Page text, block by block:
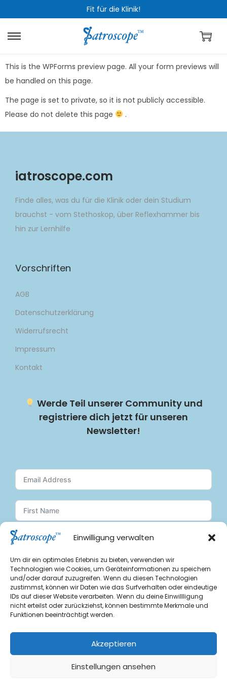
Einwilligung verwalten
Um dir ein optimales Erlebnis zu bieten, verwenden wir
Technologien wie Cookies, um Geräteinformationen zu speichern
und/oder darauf zuzugreifen. Wenn du diesen Technologien
zustimmst, können wir Daten wie das Surfverhalten oder eindeutige
IDs auf dieser Website verarbeiten. Wenn du deine Einwillligung
nicht erteilst oder zurückziehst, können bestimmte Merkmale und
Funktionen beeinträchtigt werden.
Akzeptieren
Einstellungen ansehen
Fit für die Klinik!
This is the WPForms preview page. All your form previews will
be handled on this page.
The page is set to private, so it is not publicly accessible.
Please do not delete this page
.
iatroscope.com
Finde alles, was du für die Klinik oder dein Studium
brauchst - vom Stethoskop, über Reflexhammer bis
hin zur Lernhilfe
Vorschriften
AGB
Datenschutzerklärung
Widerrufsrecht
Impressum
Kontakt
Werde Teil unserer Community und
registriere dich jetzt für unseren
Newsletter!
Subscribe
A
l
t
e
a
Finde uns auf Social Media: